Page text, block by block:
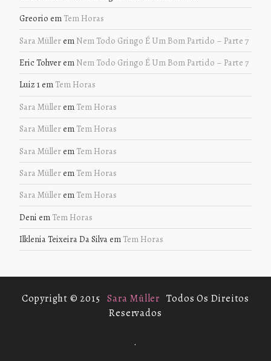
Greorio em Tem Horas
Sara Müllerem Nem Todo Gringo É Um Bom Partido – Parte 7
Eric Tohverem Nem Todo Gringo É Um Bom Partido – Parte 7
Luiz 1em Tem Horas
Sara Müllerem Tem Horas
Sara Müllerem Tem Horas
Sara Müllerem Tem Horas
Sara Müllerem Tem Horas
Sara Müllerem Tem Horas
Deni em Tem Horas
Ilklenia Teixeira Da Silvaem Tem Horas
Copyright © 2015 Sara Müller Todos Os Direitos
Reservados
.